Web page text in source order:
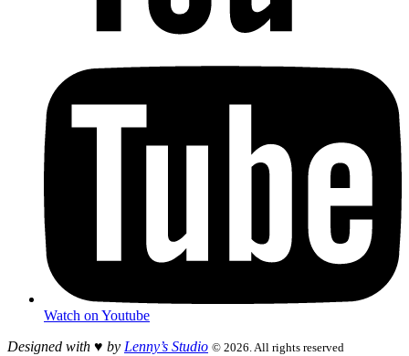
Watch on Youtube
Designed with ♥︎ by Lenny’s Studio © 2026. All rights reserved